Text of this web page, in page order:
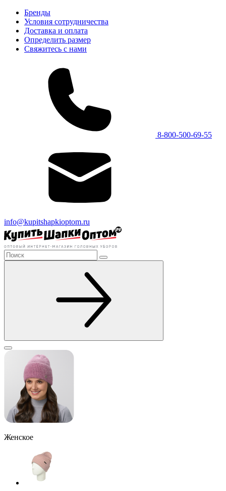
Бренды
Условия сотрудничества
Доставка и оплата
Определить размер
Свяжитесь с нами
8-800-500-69-55
info@kupitshapkioptom.ru
Женское